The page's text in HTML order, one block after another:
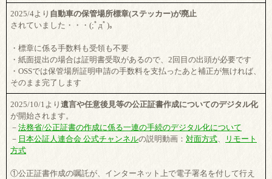
2025/4より 自動車の保管場所標章(ステッカー)が廃止
されていました・・・(;ﾟдﾟ)。
・標章に係る手数料も受領も不要
・紙面提出の場合は証明書受取があるので、2回目の出頭が必要です
・OSSでは保管場所証明申請の手数料を支払ったあと補正が無ければ、
そのまま完了します
2025/10/1より 遺言や任意後見等の公正証書作成についてのデジタル化
が開始されます。
－ 法務省/公正証書の作成に係る一連の手続のデジタル化について
－ 日本公証人連合会 公式チャンネルの説明動画： 対面方式、
リモート
方式
①公正証書作成の嘱託が、インターネット上で電子署名を付して行え